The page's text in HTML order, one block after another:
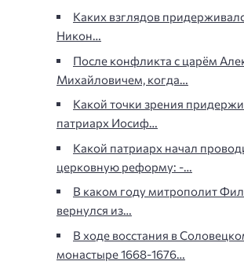
Каких взглядов
Никон…
После конфликта с царём
Михайловичем, когда…
Какой точки зрения
патриарх Иосиф…
Какой патриарх начал
церковную реформу: -…
В каком году митрополит
вернулся из…
В ходе восстания в
монастыре 1668-1676…